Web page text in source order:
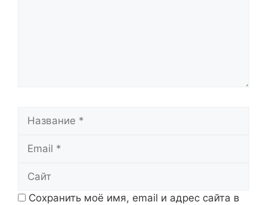
Сохранить моё имя, email и адрес сайта в